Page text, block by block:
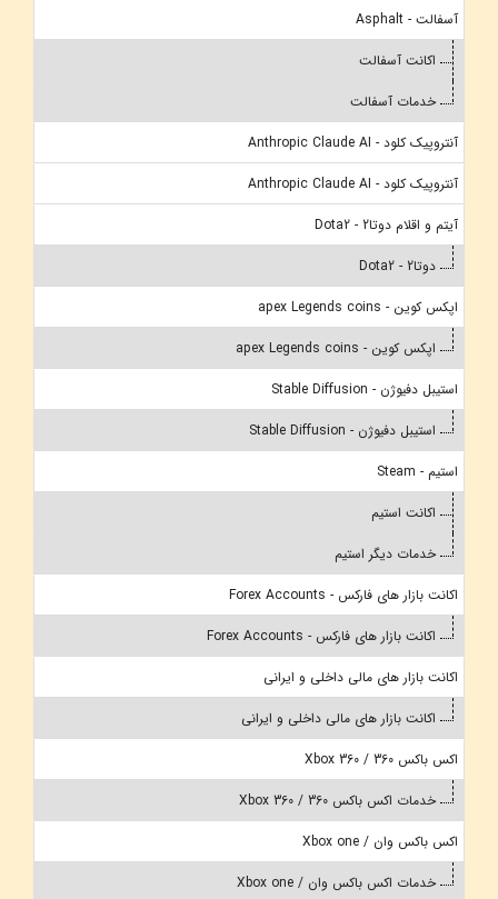
آسفالت - Asphalt
اکانت آسفالت
خدمات آسفالت
آنتروپیک کلود - Anthropic Claude AI
آنتروپیک کلود - Anthropic Claude AI
آیتم و اقلام دوتا2 - Dota2
دوتا2 - Dota2
اپکس کوین - apex Legends coins
اپکس کوین - apex Legends coins
استیبل دفیوژن - Stable Diffusion
استیبل دفیوژن - Stable Diffusion
استیم - Steam
اکانت استیم
خدمات دیگر استیم
اکانت بازار های فارکس - Forex Accounts
اکانت بازار های فارکس - Forex Accounts
اکانت بازار های مالی داخلی و ایرانی
اکانت بازار های مالی داخلی و ایرانی
اکس باکس 360 / Xbox 360
خدمات اکس باکس 360 / Xbox 360
اکس باکس وان / Xbox one
خدمات اکس باکس وان / Xbox one